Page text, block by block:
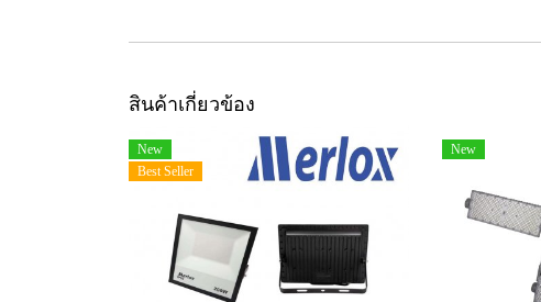
สินค้าเกี่ยวข้อง
New
Best Seller
New